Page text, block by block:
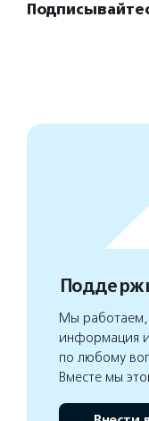
Мы работаем,
информация
по любому
Вместе мы